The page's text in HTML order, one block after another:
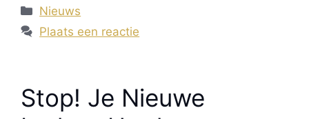
Categorieën
Nieuws
Plaats een reactie
Stop! Je Nieuwe